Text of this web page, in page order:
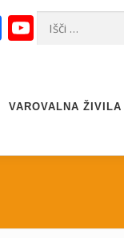
Facebook
YouTube
Išči:
VAROVALNA ŽIVILA